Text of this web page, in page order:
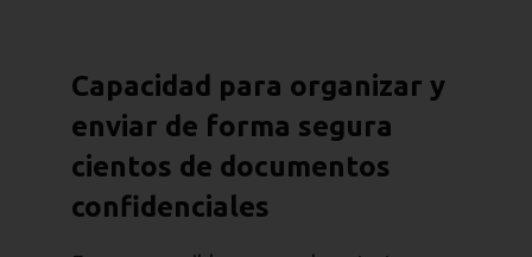
Capacidad para organizar y
enviar de forma segura
cientos de documentos
confidenciales